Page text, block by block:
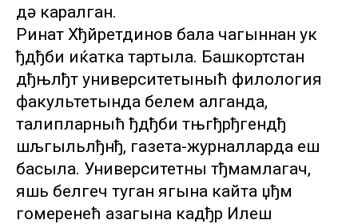
дә каралган.
Ринат Хђйретдинов бала чагыннан ук
ђдђби иќатка тартыла. Башкортстан
дђњлђт университетыныћ филология
факультетында белем алганда,
талипларныћ ђдђби тњгђрђгендђ
шљгыльлђнђ, газета-журналларда еш
басыла. Университетны тђмамлагач,
яшь белгеч туган ягына кайта џђм
гомеренећ азагына кадђр Илеш